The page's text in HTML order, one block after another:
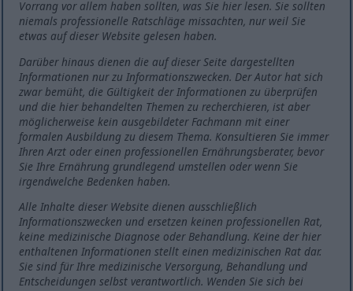
Vorrang vor allem haben sollten, was Sie hier lesen. Sie sollten
niemals professionelle Ratschläge missachten, nur weil Sie
etwas auf dieser Website gelesen haben.
Darüber hinaus dienen die auf dieser Seite dargestellten
Informationen nur zu Informationszwecken. Der Autor hat sich
zwar bemüht, die Gültigkeit der Informationen zu überprüfen
und die hier behandelten Themen zu recherchieren, ist aber
möglicherweise kein ausgebildeter Fachmann mit einer
formalen Ausbildung zu diesem Thema. Konsultieren Sie immer
Ihren Arzt oder einen professionellen Ernährungsberater, bevor
Sie Ihre Ernährung grundlegend umstellen oder wenn Sie
irgendwelche Bedenken haben.
Alle Inhalte dieser Website dienen ausschließlich
Informationszwecken und ersetzen keinen professionellen Rat,
keine medizinische Diagnose oder Behandlung. Keine der hier
enthaltenen Informationen stellt einen medizinischen Rat dar.
Sie sind für Ihre medizinische Versorgung, Behandlung und
Entscheidungen selbst verantwortlich. Wenden Sie sich bei